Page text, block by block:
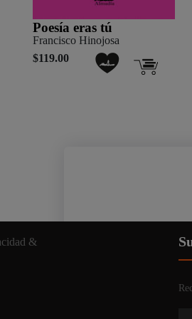
Poesía eras tú
Francisco Hinojosa
$119.00
información relevante.
&